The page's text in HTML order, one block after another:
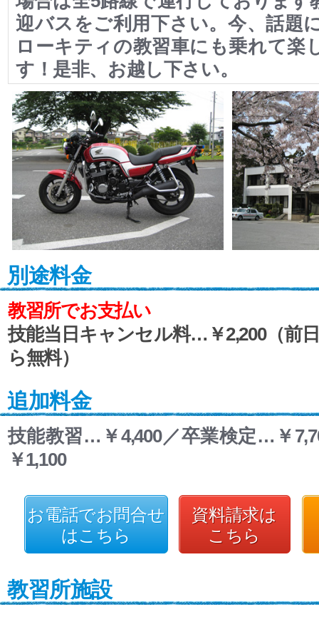
迎バスをご利用下さい。今、話題
ローキティの教習車にも乗れて楽
す！是非、お越し下さい。
別途料金
教習所でお支払い
技能当日キャンセル料…￥2,200（前
ら無料）
追加料金
技能教習…￥4,400／卒業検定…￥
￥1,100
お電話でお問合せ
はこちら
資料請求は
こちら
教習所施設